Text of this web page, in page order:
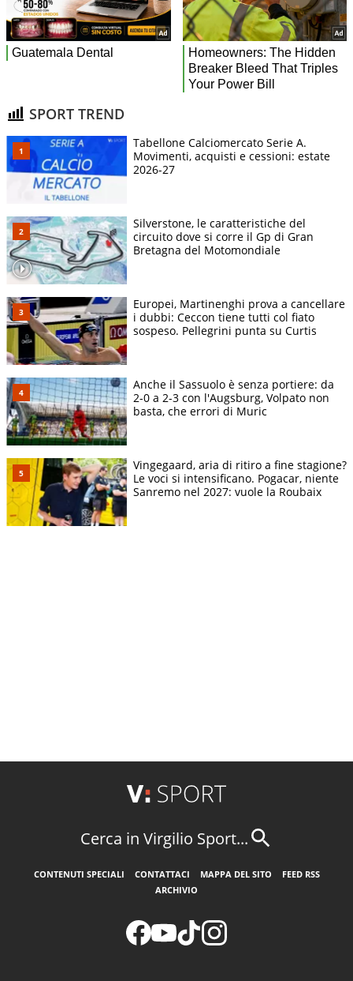
SPORT TREND
Tabellone Calciomercato Serie A.
Movimenti, acquisti e cessioni: estate
2026-27
Silverstone, le caratteristiche del
circuito dove si corre il Gp di Gran
Bretagna del Motomondiale
Europei, Martinenghi prova a cancellare
i dubbi: Ceccon tiene tutti col fiato
sospeso. Pellegrini punta su Curtis
Anche il Sassuolo è senza portiere: da
2-0 a 2-3 con l'Augsburg, Volpato non
basta, che errori di Muric
Vingegaard, aria di ritiro a fine stagione?
Le voci si intensificano. Pogacar, niente
Sanremo nel 2027: vuole la Roubaix
Cerca in Virgilio Sport...
CONTENUTI SPECIALI CONTATTACI MAPPA DEL SITO
FEED RSS
ARCHIVIO